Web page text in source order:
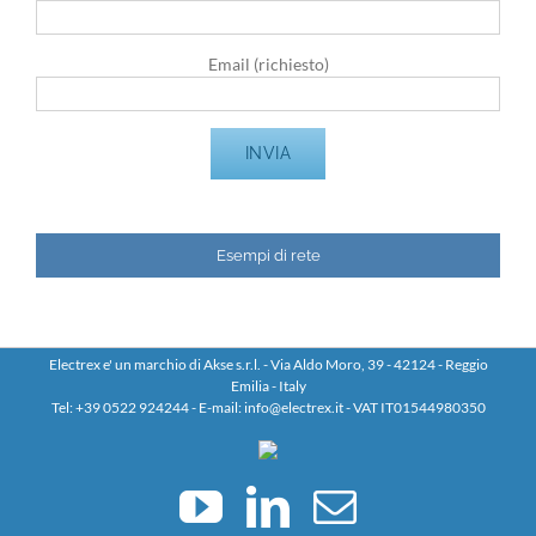
Email (richiesto)
Esempi di rete
Electrex e' un marchio di Akse s.r.l. - Via Aldo Moro, 39 - 42124 - Reggio
Emilia - Italy
Tel: +39 0522 924244 - E-mail: info@electrex.it - VAT IT01544980350
YouTubeLinkedIn
Email